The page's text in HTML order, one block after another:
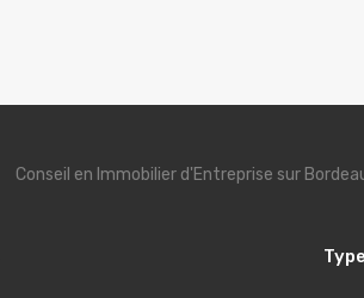
Conseil en Immobilier d'Entreprise sur